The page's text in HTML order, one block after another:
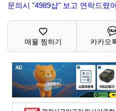
문의시 "4989샵" 보고 연락드렸
매물 찜하기 카카오